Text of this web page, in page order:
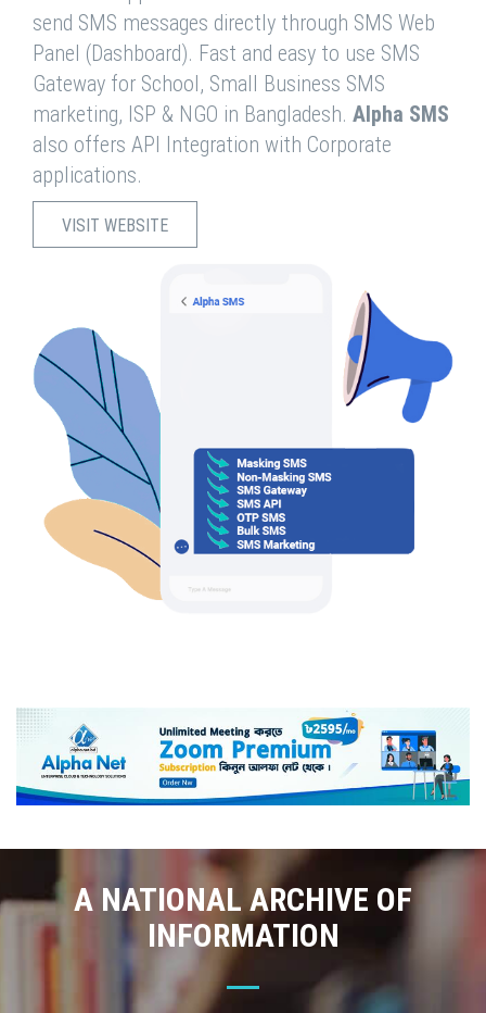
send SMS messages directly through SMS Web
Panel (Dashboard). Fast and easy to use SMS
Gateway for School, Small Business SMS
marketing, ISP & NGO in Bangladesh. Alpha SMS
also offers API Integration with Corporate
applications.
VISIT WEBSITE
A NATIONAL ARCHIVE OF
INFORMATION